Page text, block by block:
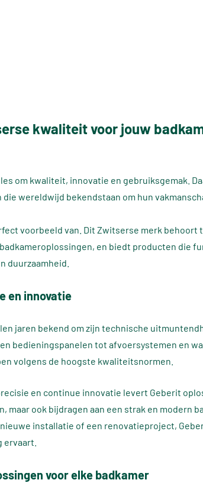
kwaliteit voor jouw
om kwaliteit, innovatie en gebruiksgemak.
wereldwijd bekendstaan om hun
voorbeeld van. Dit Zwitserse merk behoort
en biedt producten die
duurzaamheid.
en innovatie
jaren bekend om zijn technische
bedieningspanelen tot afvoersystemen en
volgens de hoogste kwaliteitsnormen.
en continue innovatie levert Geberit
maar ook bijdragen aan een strak en modern
nieuwe installatie of een renovatieproject,
ervaart.
voor elke badkamer